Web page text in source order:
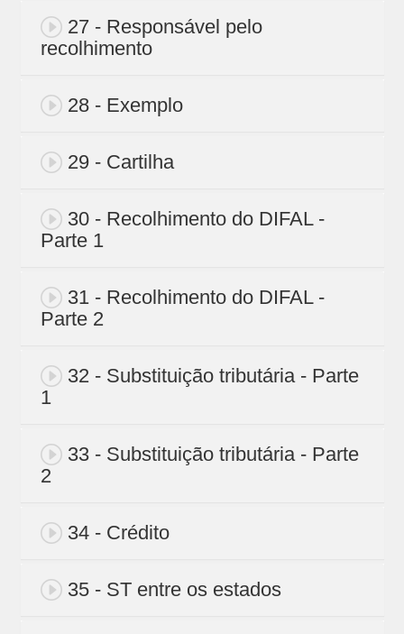
27 - Responsável pelo
recolhimento
28 - Exemplo
29 - Cartilha
30 - Recolhimento do DIFAL -
Parte 1
31 - Recolhimento do DIFAL -
Parte 2
32 - Substituição tributária - Parte
1
33 - Substituição tributária - Parte
2
34 - Crédito
35 - ST entre os estados